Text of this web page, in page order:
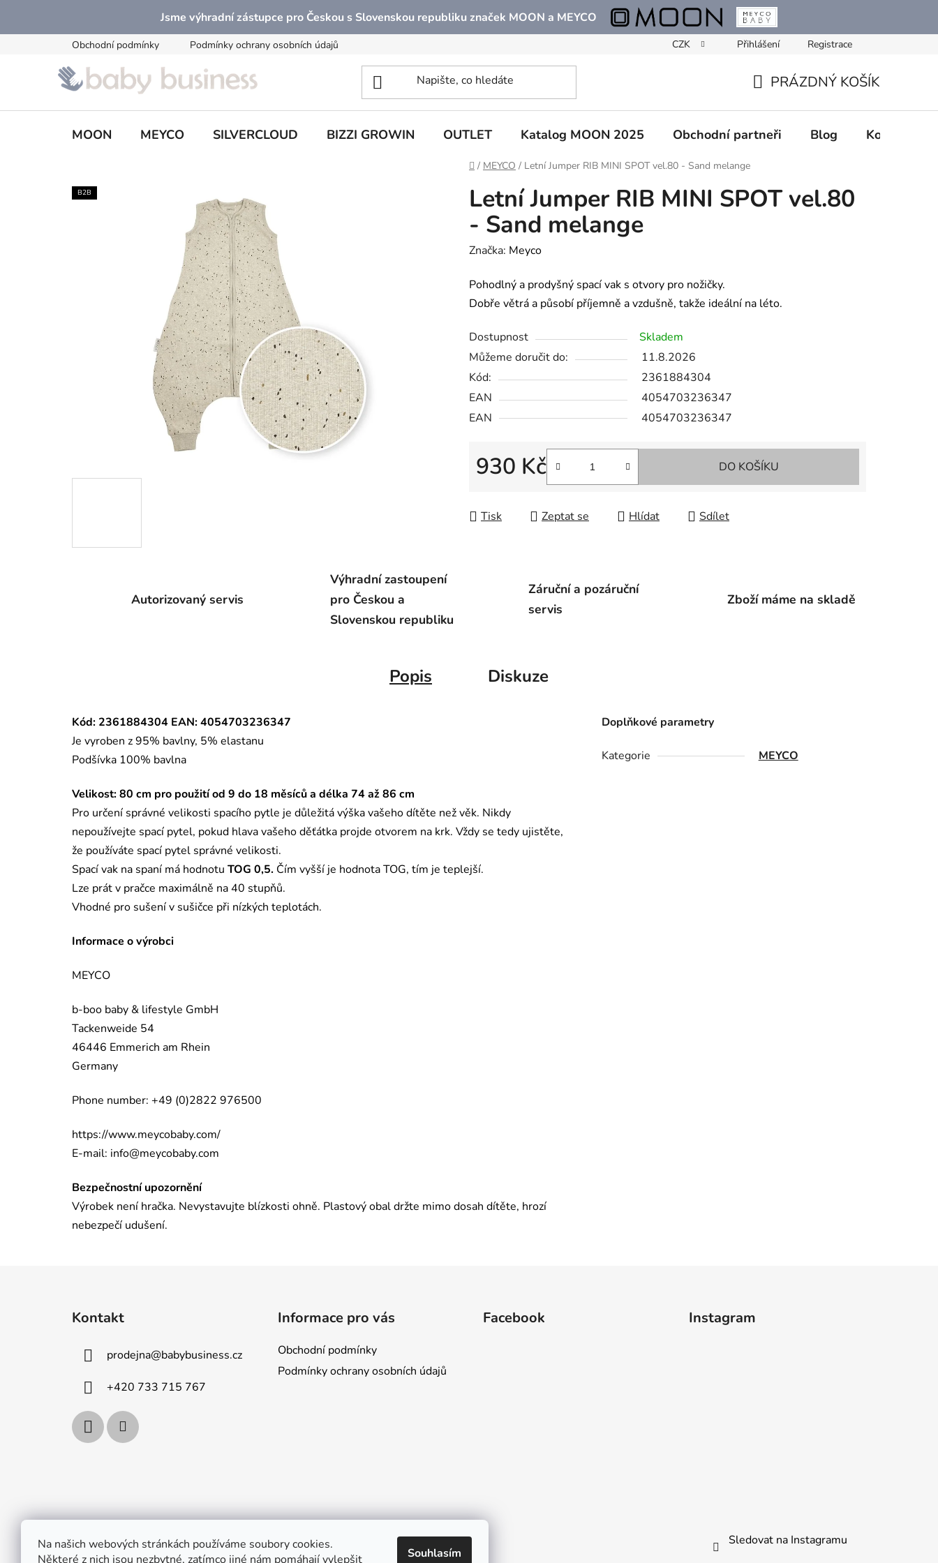
Na našich webových stránkách používáme soubory cookies.
Některé z nich jsou nezbytné, zatímco jiné nám pomáhají vylepšit
Souhlasím
obsah
Jsme výhradní zástupce pro Českou s Slovenskou republiku značek MOON a MEYCO
Obchodní podmínky Podmínky ochrany osobních údajů CZK Přihlášení Registrace
KOŠÍK
PRÁZDNÝ KOŠÍK
MOON MEYCO SILVERCLOUD BIZZI GROWIN OUTLET Katalog MOON 2025 Obchodní partneři Blog Kontakty
Domů
/ MEYCO / Letní Jumper RIB MINI SPOT vel.80 - Sand melange
Letní Jumper RIB MINI SPOT vel.80
- Sand melange
Značka: Meyco
Pohodlný a prodyšný spací vak s otvory pro nožičky.
Dobře větrá a působí příjemně a vzdušně, takže ideální na léto.
Dostupnost
Skladem
Můžeme doručit do:
11.8.2026
Kód:
2361884304
EAN
4054703236347
EAN
4054703236347
930 Kč DO KOŠÍKU
Tisk Zeptat se Hlídat Sdílet
B2B
Autorizovaný servis
Výhradní zastoupení
pro Českou a
Slovenskou republiku
Záruční a pozáruční
servis
Zboží máme na skladě
Popis Diskuze
Kód: 2361884304 EAN: 4054703236347
Je vyroben z 95% bavlny, 5% elastanu
Podšívka 100% bavlna
Velikost: 80 cm pro použití od 9 do 18 měsíců a délka 74 až 86 cm
Pro určení správné velikosti spacího pytle je důležitá výška vašeho dítěte než věk. Nikdy
nepoužívejte spací pytel, pokud hlava vašeho děťátka projde otvorem na krk. Vždy se tedy ujistěte,
že používáte spací pytel správné velikosti.
Spací vak na spaní má hodnotu TOG 0,5. Čím vyšší je hodnota TOG, tím je teplejší.
Lze prát v pračce maximálně na 40 stupňů.
Vhodné pro sušení v sušičce při nízkých teplotách.
Informace o výrobci
MEYCO
b-boo baby & lifestyle GmbH
Tackenweide 54
46446 Emmerich am Rhein
Germany
Phone number: +49 (0)2822 976500
https://www.meycobaby.com/
E-mail: info@meycobaby.com
Bezpečnostní upozornění
Výrobek není hračka. Nevystavujte blízkosti ohně. Plastový obal držte mimo dosah dítěte, hrozí
nebezpečí udušení.
Doplňkové parametry
Kategorie MEYCO
Kontakt
prodejna@babybusiness.cz
+420 733 715 767
Informace pro vás
Obchodní podmínky
Podmínky ochrany osobních údajů
Facebook Instagram
Sledovat na Instagramu